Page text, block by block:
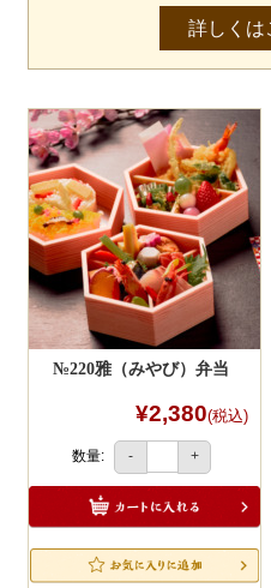
お魚メイン弁当
お野菜メイン弁当
旬の食材弁当
種類から選ぶ
近江(滋賀)地方ゆかりの弁当
四得オードブル
寿司・会席膳
一品料理
お食い初め・お子様膳
無料貸し出し
詳しくは
2
№220雅（みやび）弁当
¥2,380(税込)
数量: - +